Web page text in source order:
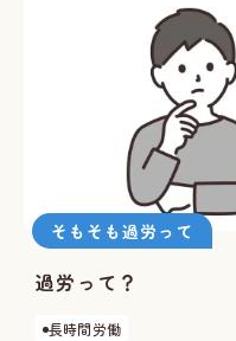
そもそも過労って
過労って？
長時間労働